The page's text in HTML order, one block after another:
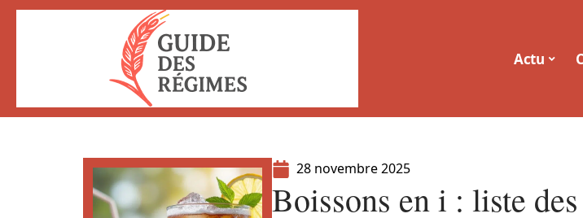
Actu
28 novembre 2025
Boissons en i : liste